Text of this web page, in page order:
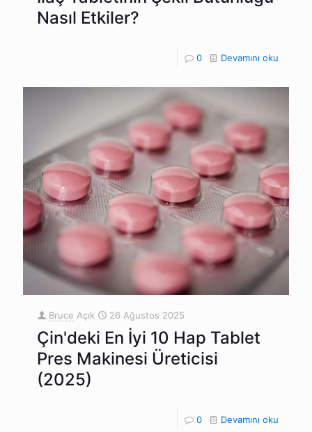
Nasıl Etkiler?
0 Devamını oku
Bruce Açık 26 Ağustos 2025
Çin'deki En İyi 10 Hap Tablet
Pres Makinesi Üreticisi
(2025)
0 Devamını oku